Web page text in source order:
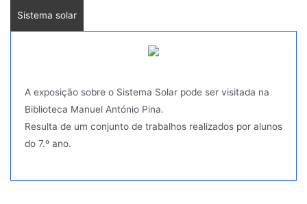
Sistema solar
A exposição sobre o Sistema Solar pode ser visitada na
Biblioteca Manuel António Pina.
Resulta de um conjunto de trabalhos realizados por alunos
do 7.º ano.